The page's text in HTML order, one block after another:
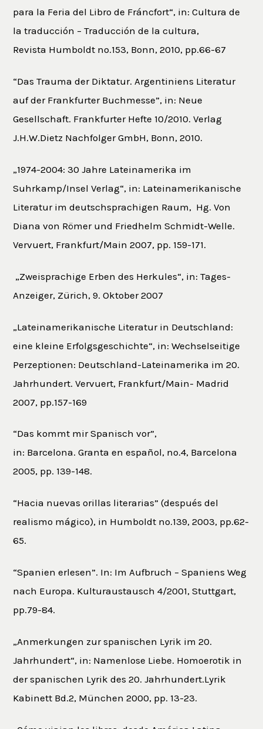
para la Feria del Libro de Fráncfort“, in: Cultura de
la traducción – Traducción de la cultura,
Revista Humboldt no.153, Bonn, 2010, pp.66-67
“Das Trauma der Diktatur. Argentiniens Literatur
auf der Frankfurter Buchmesse”, in: Neue
Gesellschaft. Frankfurter Hefte 10/2010. Verlag
J.H.W.Dietz Nachfolger GmbH, Bonn, 2010.
„1974-2004: 30 Jahre Lateinamerika im
Suhrkamp/Insel Verlag“, in: Lateinamerikanische
Literatur im deutschsprachigen Raum, Hg. Von
Diana von Römer und Friedhelm Schmidt-Welle.
Vervuert, Frankfurt/Main 2007, pp. 159-171.
„Zweisprachige Erben des Herkules“, in: Tages-
Anzeiger, Zürich, 9. Oktober 2007
„Lateinamerikanische Literatur in Deutschland:
eine kleine Erfolgsgeschichte“, in: Wechselseitige
Perzeptionen: Deutschland-Lateinamerika im 20.
Jahrhundert. Vervuert, Frankfurt/Main- Madrid
2007, pp.157-169
“Das kommt mir Spanisch vor”,
in: Barcelona. Granta en español, no.4, Barcelona
2005, pp. 139-148.
“Hacia nuevas orillas literarias” (después del
realismo mágico), in Humboldt no.139, 2003, pp.62-
65.
“Spanien erlesen”. In: Im Aufbruch – Spaniens Weg
nach Europa. Kulturaustausch 4/2001, Stuttgart,
pp.79-84.
„Anmerkungen zur spanischen Lyrik im 20.
Jahrhundert“, in: Namenlose Liebe. Homoerotik in
der spanischen Lyrik des 20. Jahrhundert.Lyrik
Kabinett Bd.2, München 2000, pp. 13-23.